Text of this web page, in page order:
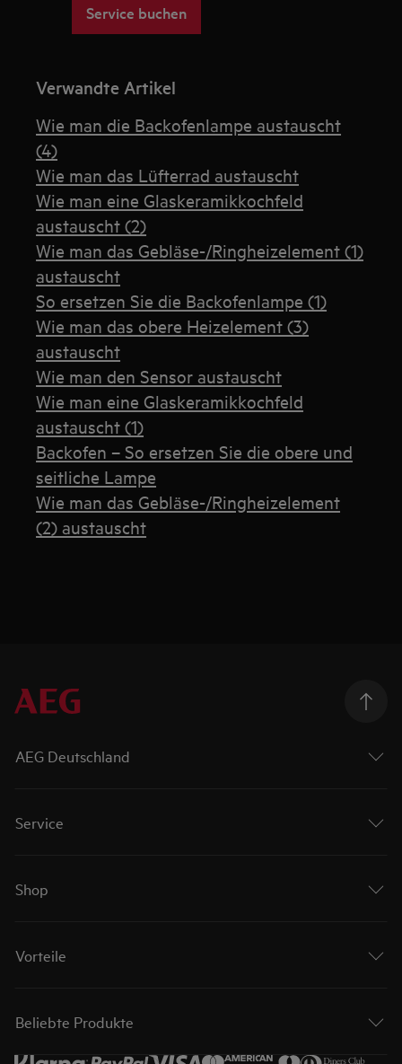
Service buchen
Verwandte Artikel
Wie man die Backofenlampe austauscht
(4)
Wie man das Lüfterrad austauscht
Wie man eine Glaskeramikkochfeld
austauscht (2)
Wie man das Gebläse-/Ringheizelement (1)
austauscht
So ersetzen Sie die Backofenlampe (1)
Wie man das obere Heizelement (3)
austauscht
Wie man den Sensor austauscht
Wie man eine Glaskeramikkochfeld
austauscht (1)
Backofen – So ersetzen Sie die obere und
seitliche Lampe
Wie man das Gebläse-/Ringheizelement
(2) austauscht
AEG Deutschland
Service
Shop
Vorteile
Beliebte Produkte